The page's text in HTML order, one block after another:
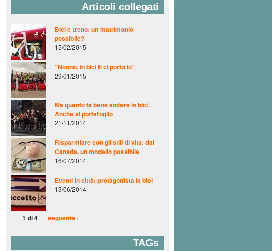
Articoli collegati
Bici e treno: un matrimonio
possibile?
15/02/2015
“Nonno, in bici ti ci porto io”
29/01/2015
Ma quanto fa bene andare in bici.
Anche al portafoglio
21/11/2014
Risparmiare con gli stili di vita: dal
Canada, un modello possibile
16/07/2014
Eventi in città: protagonista la bici
13/06/2014
1 di 4 seguente ›
TAGs